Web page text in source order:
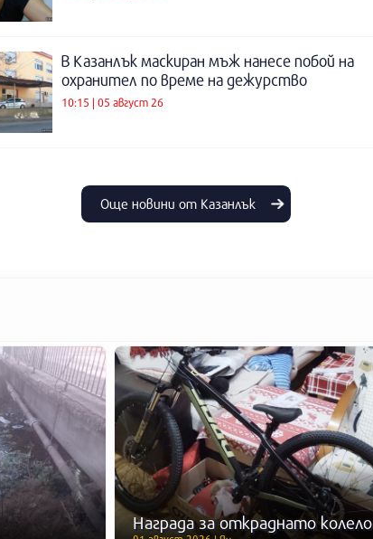
В Казанлък маскиран мъж нанесе побой на
охранител по време на дежурство
10:15 | 05 август 26
Още новини от Казанлък
Награда за откраднато колело